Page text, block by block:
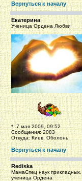
Вернуться к началу
Екатерина
Ученица Ордена Любви
*: 7 мая 2009, 09:52
Сообщения: 2083
Откуда: Киев, Оболонь
Вернуться к началу
Rediska
МамаСпец наук прикладных,
ученица Ордена